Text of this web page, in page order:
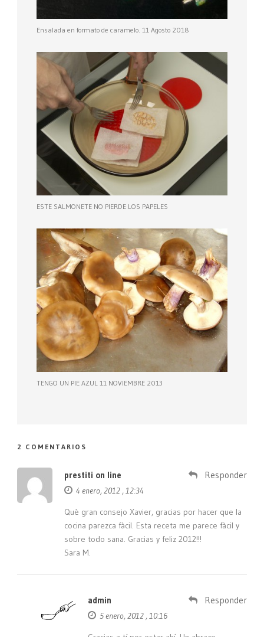
Ensalada en formato de caramelo. 11 Agosto 2018
ESTE SALMONETE NO PIERDE LOS PAPELES
TENGO UN PIE AZUL 11 NOVIEMBRE 2013
2 COMENTARIOS
prestiti on line
4 enero, 2012 , 12:34
Responder
Què gran consejo Xavier, gracias por hacer que la
cocina parezca fàcil. Esta receta me parece fàcil y
sobre todo sana. Gracias y feliz 2012!!!
Sara M.
admin
5 enero, 2012 , 10:16
Responder